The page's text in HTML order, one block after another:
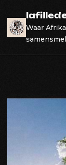
contentWaar